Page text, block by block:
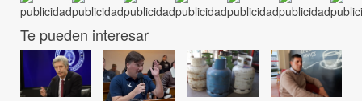
Te pueden interesar